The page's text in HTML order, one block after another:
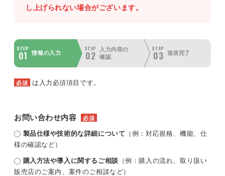
し上げられない場合がございます。
STEP
01 情報の入力
STEP
02
入力内容の
確認
STEP
03 送信完了
必須 は入力必須項目です。
お問い合わせ内容 必須
製品仕様や技術的な詳細について （例：対応規格、機能、仕
様の確認など）
購入方法や導入に関するご相談 （例：購入の流れ、取り扱い
販売店のご案内、案件のご相談など）